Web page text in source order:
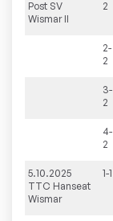
Post SV
Wismar II
2
2-
2
3-
2
4-
2
5.10.2025
TTC Hanseat
Wismar
1-1